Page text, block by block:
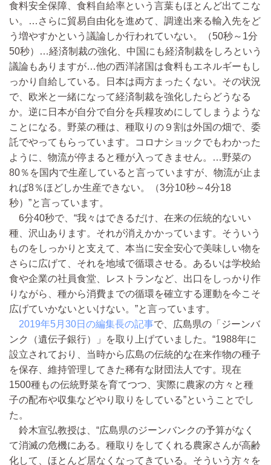
食料安全保障、食料自給率という言葉もほとんど出てこな
い。…さらに貿易自由化を進めて、調達出来る輸入先をど
う増やすかという議論しか行われていない。（50秒～1分
50秒）…経済制裁の強化、中国にも経済制裁をしろという
議論もありますが…他の西洋諸国は食料もエネルギーもし
っかり自給している。日本は両方まったくない。その状況
で、欧米と一緒になって経済制裁を強化したらどうなる
か。逆に日本が自分で自分を兵糧攻めにしてしまうような
ことになる。野菜の種は、種取りの９割は外国の畑で、委
託でやってもらっています。コロナショックでもわかった
ように、物流が停まると種が入ってきません。…野菜の
80％を国内で生産していると言っていますが、物流が止ま
れば8％ほどしか生産できない。（3分10秒～4分18
秒）”と言っています。
6分40秒で、“我々はできるだけ、在来の伝統的ないい
種、沢山あります。それが消えかかっています。そういう
ものをしっかりと支えて、本当に安全安心で美味しい物を
さらに広げて、それを地域で循環させる。あるいは学校給
食や企業の社員食堂、レストランなど、出口をしっかり作
りながら、種から消費までの循環を確立する運動を今こそ
広げていかないといけない。”と言っています。
2019年5月30日の編集長の記事で、広島県の「ジーンバ
ンク（遺伝子銀行）」を取り上げていました。“1988年に
設立されており、当時から広島の伝統的な在来作物の種子
を保存、維持管理してきた稀有な財団法人です。現在
1500種もの伝統野菜を育てつつ、実際に農家の方々と種
子の配布や収集などやり取りをしている”ということでし
た。
鈴木宣弘教授は、“広島県のジーンバンクの予算がなく
て消滅の危機にある。種取りをしてくれる農家さんが高齢
化して、ほとんど居なくなってきている。そういう方々を